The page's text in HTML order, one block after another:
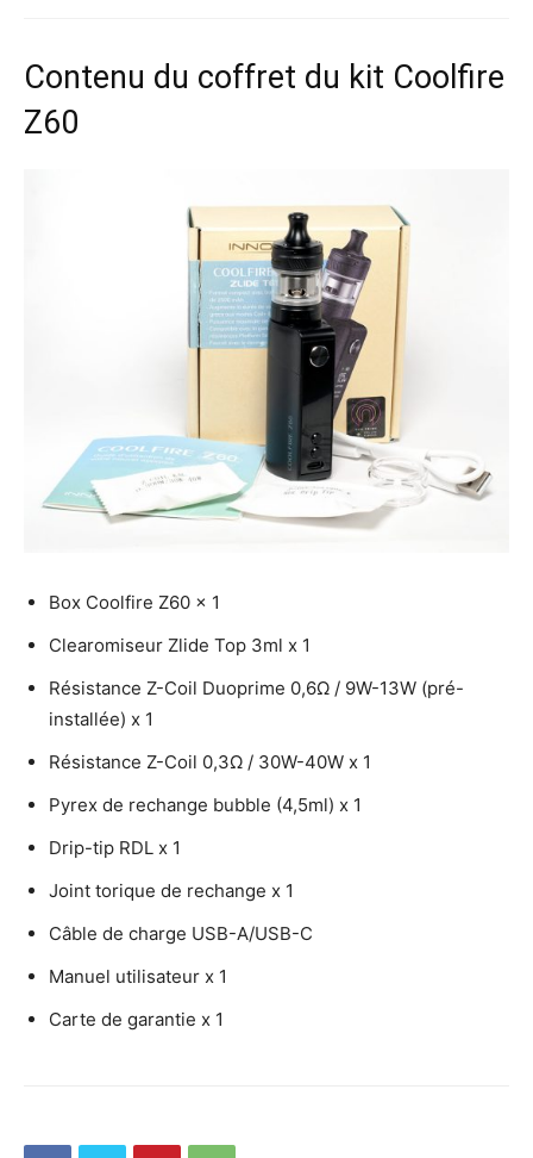
Contenu du coffret du kit Coolfire
Z60
Box Coolfire Z60 x 1
Clearomiseur Zlide Top 3ml x 1
Résistance Z-Coil Duoprime 0,6Ω / 9W-13W (pré-
installée) x 1
Résistance Z-Coil 0,3Ω / 30W-40W x 1
Pyrex de rechange bubble (4,5ml) x 1
Drip-tip RDL x 1
Joint torique de rechange x 1
Câble de charge USB-A/USB-C
Manuel utilisateur x 1
Carte de garantie x 1